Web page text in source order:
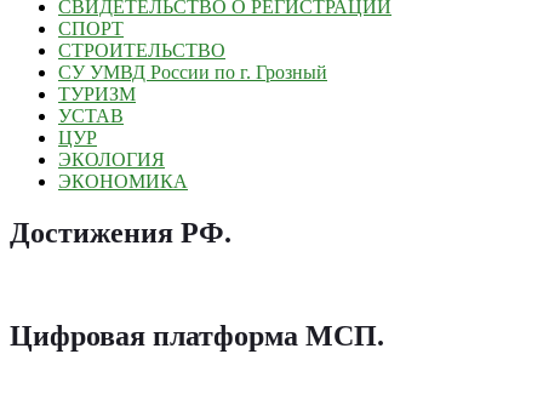
СВИДЕТЕЛЬСТВО О РЕГИСТРАЦИИ
СПОРТ
СТРОИТЕЛЬСТВО
СУ УМВД России по г. Грозный
ТУРИЗМ
УСТАВ
ЦУР
ЭКОЛОГИЯ
ЭКОНОМИКА
Достижения РФ.
Цифровая платформа МСП.